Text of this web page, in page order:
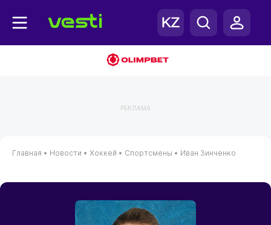
РЕКЛАМА
Главная • Новости • Хоккей • Спортсмены • Иван Зинченко